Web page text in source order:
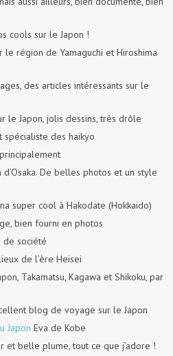
cools sur le Japon !
le région de Yamaguchi et Hiroshima
des articles intéressants sur le
le Japon, jolis dessins, très drôle
spécialiste des haikyo
d’Osaka. De belles photos et un style
super cool à Hakodate (Hokkaido)
bien fourni en photos
de société
de l’ère Heisei
Takamatsu, Kagawa et Shikoku, par
blog de voyage sur le Japon
Japon Eva de Kobe
et belle plume, tout ce que j’adore !